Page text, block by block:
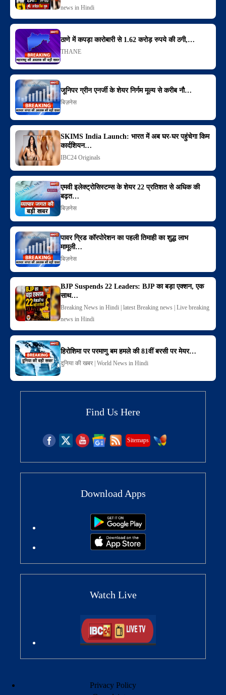
news in Hindi
ठाणे में कपड़ा कारोबारी से 1.62 करोड़ रुपये की ठगी,…
THANE
जूनिपर ग्रीन एनर्जी के शेयर निर्गम मूल्य से करीब नौ…
बिज़नेस
SKIMS India Launch: भारत में अब घर-घर पहुंचेगा किम
कार्दशियन…
IBC24 Originals
एमवी इलेक्ट्रोसिस्टम्स के शेयर 22 प्रतिशत से अधिक की
बढ़त…
बिज़नेस
पावर ग्रिड कॉरपोरेशन का पहली तिमाही का शुद्ध लाभ
मामूली…
बिज़नेस
BJP Suspends 22 Leaders: BJP का बड़ा एक्शन, एक
साथ…
Breaking News in Hindi | latest Breaking news | Live breaking
news in Hindi
हिरोशिमा पर परमाणु बम हमले की 81वीं बरसी पर मेयर…
दुनिया की खबर | World News in Hindi
Find Us Here
Sitemaps
Download Apps
Watch Live
Privacy Policy